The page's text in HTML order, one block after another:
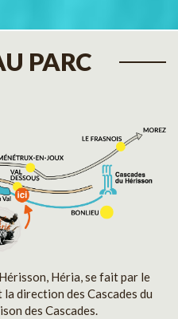
PARC
Héria, se fait par le
direction des Cascades du
des Cascades.